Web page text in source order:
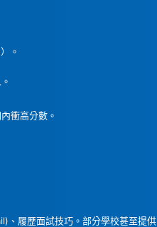
。
衝高分數。
履歷面試技巧。部分學校甚至提